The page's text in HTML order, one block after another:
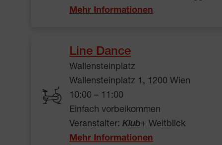
Mehr Informationen
Line Dance
Wallensteinplatz
Wallensteinplatz 1, 1200 Wien
10:00 – 11:00
Einfach vorbeikommen
Veranstalter: Klub+ Weitblick
Mehr Informationen